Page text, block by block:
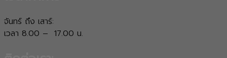
จันทร์ ถึง เสาร์:
เวลา 8.00 – 17.00 น.